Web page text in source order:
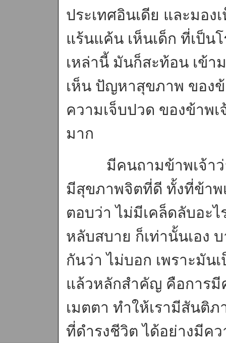
ประเทศอินเดีย และมอ
แร้นแค้น เห็นเด็ก ที่เป็น
เหล่านี้ มันก็สะท้อน เข้า
เห็น ปัญหาสุขภาพ ของข้
ความเจ็บปวด ของข้าพ
มาก
มีคนถามข้าพเจ้าว่า
มีสุขภาพจิตที่ดี ทั้งที่ข้าพ
ตอบว่า ไม่มีเคล็ดลับอะ
หลับสบาย ก็เท่านั้นเอง
กันว่า ไม่บอก เพราะมัน
แล้วหลักสำคัญ คือการมี
เมตตา ทำให้เรามีสันติ
ที่ดำรงชีวิต ได้อย่างมีค